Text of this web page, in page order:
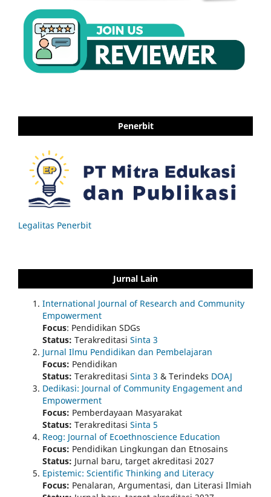
Penerbit
Legalitas Penerbit
Jurnal Lain
International Journal of Research and Community
Empowerment
Focus: Pendidikan SDGs
Status: Terakreditasi Sinta 3
Jurnal Ilmu Pendidikan dan Pembelajaran
Focus: Pendidikan
Status: Terakreditasi Sinta 3 & Terindeks DOAJ
Dedikasi: Journal of Community Engagement and
Empowerment
Focus: Pemberdayaan Masyarakat
Status: Terakreditasi Sinta 5
Reog: Journal of Ecoethnoscience Education
Focus: Pendidikan Lingkungan dan Etnosains
Status: Jurnal baru, target akreditasi 2027
Epistemic: Scientific Thinking and Literacy
Focus: Penalaran, Argumentasi, dan Literasi Ilmiah